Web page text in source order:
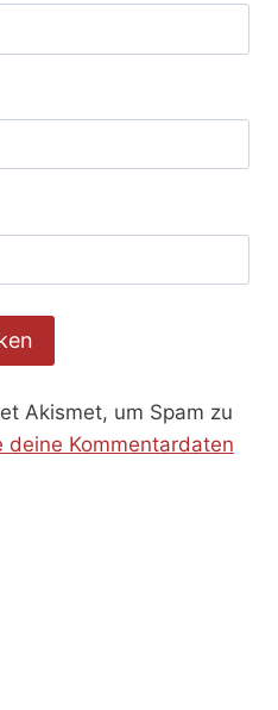
Akismet, um Spam zu
deine Kommentardaten